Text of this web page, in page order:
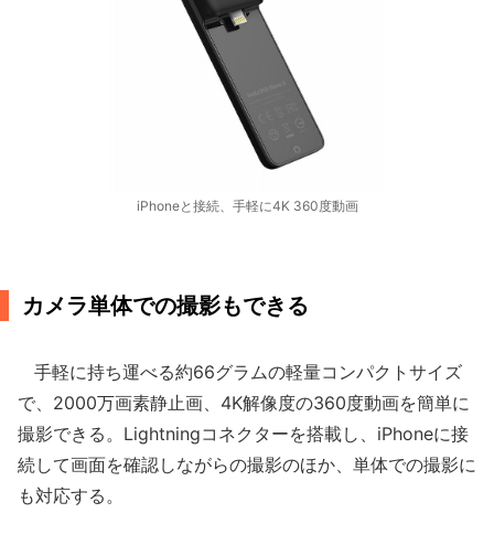
iPhoneと接続、手軽に4K 360度動画
カメラ単体での撮影もできる
手軽に持ち運べる約66グラムの軽量コンパクトサイズ
で、2000万画素静止画、4K解像度の360度動画を簡単に
撮影できる。Lightningコネクターを搭載し、iPhoneに接
続して画面を確認しながらの撮影のほか、単体での撮影に
も対応する。